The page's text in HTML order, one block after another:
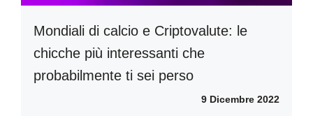
Mondiali di calcio e Criptovalute: le
chicche più interessanti che
probabilmente ti sei perso
9 Dicembre 2022